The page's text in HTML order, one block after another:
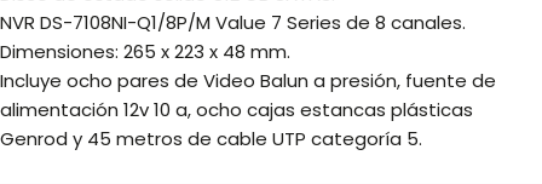
NVR DS-7108NI-Q1/8P/M Value 7 Series de 8 canales.
Dimensiones: 265 x 223 x 48 mm.
Incluye ocho pares de Video Balun a presión, fuente de
alimentación 12v 10 a, ocho cajas estancas plásticas
Genrod y 45 metros de cable UTP categoría 5.